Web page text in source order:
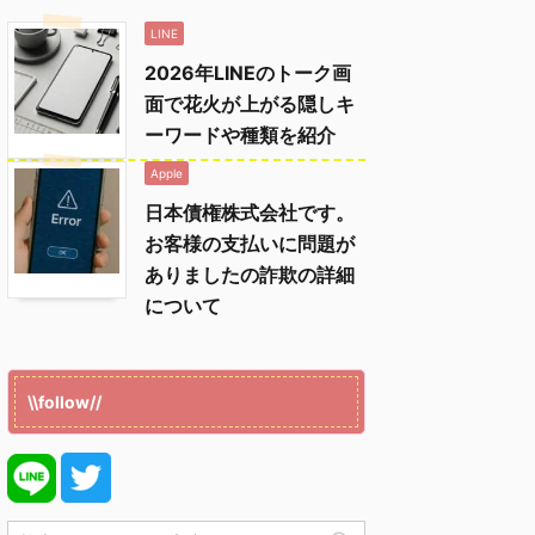
LINE
2026年LINEのトーク画
面で花火が上がる隠しキ
ーワードや種類を紹介
Apple
日本債権株式会社です。
お客様の支払いに問題が
ありましたの詐欺の詳細
について
\\follow//